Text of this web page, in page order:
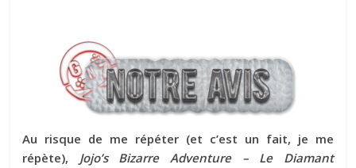
Au risque de me répéter (et c’est un fait, je me
répète), Jojo’s Bizarre Adventure – Le Diamant